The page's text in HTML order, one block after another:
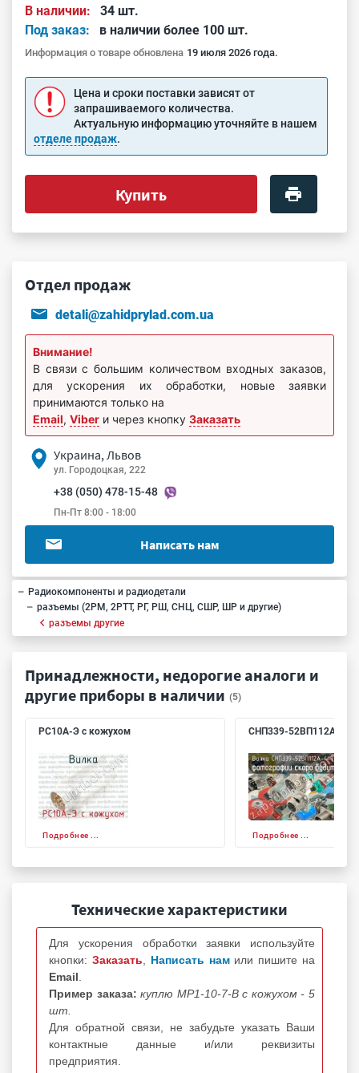
В наличии:
34 шт.
Под заказ:
в наличии более 100 шт.
Информация о товаре обновлена 19 июля 2026 года.
Цена и сроки поставки зависят от
запрашиваемого количества.
Актуальную информацию уточняйте в нашем
отделе продаж.
Купить
Отдел продаж
detali@zahidprylad.com.ua
Внимание!
В связи с большим количеством входных заказов,
для ускорения их обработки, новые заявки
принимаются только на
Email, Viber и через кнопку Заказать
Украина, Львов
ул. Городоцкая, 222
+38 (050) 478-15-48
Пн-Пт 8:00 - 18:00
Написать нам
Радиокомпоненты и радиодетали
разъемы (2РМ, 2РТТ, РГ, РШ, СНЦ, СШР, ШР и другие)
разъемы другие
Принадлежности, недорогие аналоги и
другие приборы в наличии (5)
РС10А-Э с кожухом
Подробнее ...
СНП339-52ВП112А-4-Т
Подробнее ...
Технические характеристики
Для ускорения обработки заявки используйте
кнопки: Заказать Написать нам или пишите на
Email
Пример заказа: куплю МР1-10-7-В с кожухом - 5
шт.
Для обратной связи, не забудьте указать Ваши
контактные данные и/или реквизиты
предприятия.